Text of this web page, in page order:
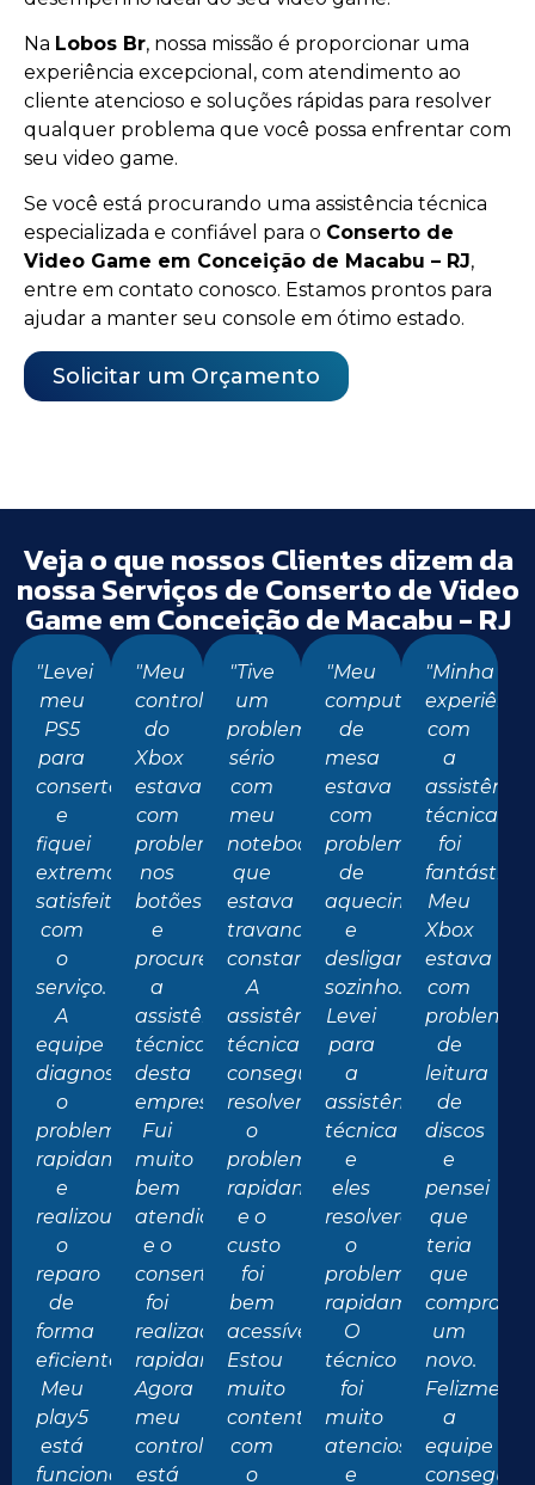
Na Lobos Br, nossa missão é proporcionar uma
experiência excepcional, com atendimento ao
cliente atencioso e soluções rápidas para resolver
qualquer problema que você possa enfrentar com
seu video game.
Se você está procurando uma assistência técnica
especializada e confiável para o Conserto de
Video Game em Conceição de Macabu – RJ,
entre em contato conosco. Estamos prontos para
ajudar a manter seu console em ótimo estado.
Solicitar um Orçamento
Veja o que nossos Clientes dizem da
nossa Serviços de Conserto de Video
Game em Conceição de Macabu - RJ
"Levei
meu
PS5
para
conserto
e
fiquei
extremamente
satisfeito
com
o
serviço.
A
equipe
diagnosticou
o
problema
rapidamente
e
realizou
o
reparo
de
forma
eficiente.
Meu
play5
está
funcionando
"Meu
controle
do
Xbox
estava
com
problemas
nos
botões
e
procurei
a
assistência
técnica
desta
empresa.
Fui
muito
bem
atendido
e o
conserto
foi
realizado
rapidamente.
Agora
meu
controle
está
"Tive
um
problema
sério
com
meu
notebook
que
estava
travando
constantemente.
A
assistência
técnica
conseguiu
resolver
o
problema
rapidamente
e o
custo
foi
bem
acessível.
Estou
muito
contente
com
o
"Meu
computador
de
mesa
estava
com
problemas
de
aquecimento
e
desligando
sozinho.
Levei
para
a
assistência
técnica
e
eles
resolveram
o
problema
rapidamente.
O
técnico
foi
muito
atencioso
e
"Minha
com
a
assistência
técnica
foi
fantástica.
Meu
Xbox
estava
com
problemas
de
leitura
de
discos
e
pensei
que
teria
que
comprar
um
novo.
a
equipe
conseguiu